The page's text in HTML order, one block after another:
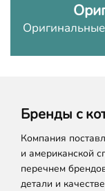
Бренды с
Компания
и американской
перечнем
детали и